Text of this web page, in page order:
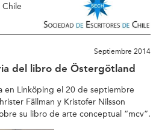
Septiembre 2014
del libro de Östergötland
en Linköping el 20 de septiembre
Fällman y Kristofer Nilsson
su libro de arte conceptual “mcv”.